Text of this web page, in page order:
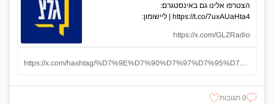
הצטרפו אלינו גם באינסטגרם:
https://t.co/7uxAUaHta4 | ליישומון:
https://x.com/GLZRadio
https://x.com/hashtag/%D7%9E%D7%90%D7%97%D7%95%D7%A8%D7%99_%D7%94%D7%A9%D7%9E%D7%95%D7%AA?src=hashtag_click
0 תגובות